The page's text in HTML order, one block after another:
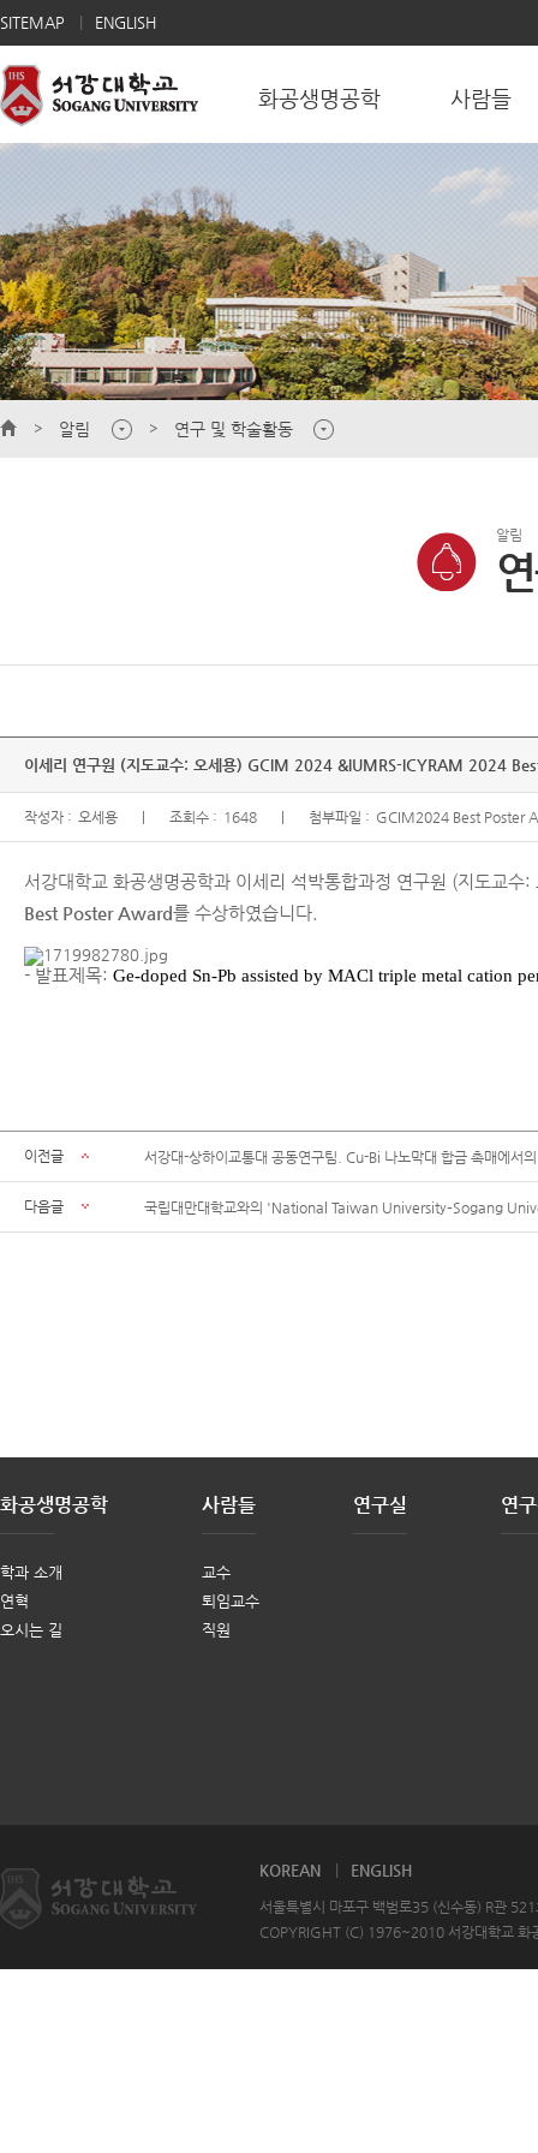
SITEMAP ENGLISH
화공생명공학 사람들
알림 연구 및 학술활동
알림
이세리 연구원 (지도교수: 오세용) GCIM 2024 &IUMRS-ICYRAM 2024
작성자 : 오세용 조회수 : 1648 첨부파일 : GCIM2024 Best Poster
서강대학교 화공생명공학과 이세리 석박통합과정 연구원 (지도교수
Best Poster Award를 수상하였습니다.
- 발표제목: Ge-doped Sn-Pb assisted by MACl triple metal cation
이전글 서강대-상하이교통대 공동연구팀. Cu-Bi 나노막대 합금 촉매에서
다음글 국립대만대학교와의 'National Taiwan University–Sogang
화공생명공학
학과 소개
연혁
오시는 길
사람들
교수
퇴임교수
직원
연구실 연
KOREAN ENGLISH
서울특별시 마포구 백범로35 (신수동) R
COPYRIGHT (C) 1976~2010 서강대학교 화